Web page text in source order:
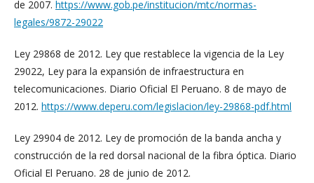
de 2007. https://www.gob.pe/institucion/mtc/normas-
legales/9872-29022
Ley 29868 de 2012. Ley que restablece la vigencia de la Ley
29022, Ley para la expansión de infraestructura en
telecomunicaciones. Diario Oficial El Peruano. 8 de mayo de
2012. https://www.deperu.com/legislacion/ley-29868-pdf.html
Ley 29904 de 2012. Ley de promoción de la banda ancha y
construcción de la red dorsal nacional de la fibra óptica. Diario
Oficial El Peruano. 28 de junio de 2012.